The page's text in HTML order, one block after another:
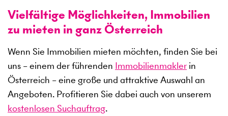
Vielfältige Möglichkeiten, Immobilien
zu mieten in ganz Österreich
Wenn Sie Immobilien mieten möchten, finden Sie bei
uns – einem der führenden Immobilienmakler in
Österreich – eine große und attraktive Auswahl an
Angeboten. Profitieren Sie dabei auch von unserem
kostenlosen Suchauftrag.